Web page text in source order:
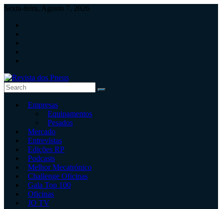
Skip
content
Sexta-feira, Agosto 7, 2026
Revista
dos
independente
serviços
Empresas
Equipamentos
Pesados
Mercado
Entrevistas
Edições RP
Podcasts
Melhor Mecatrónico
Challenge Oficinas
Gala Top 100
Oficinas
JO TV